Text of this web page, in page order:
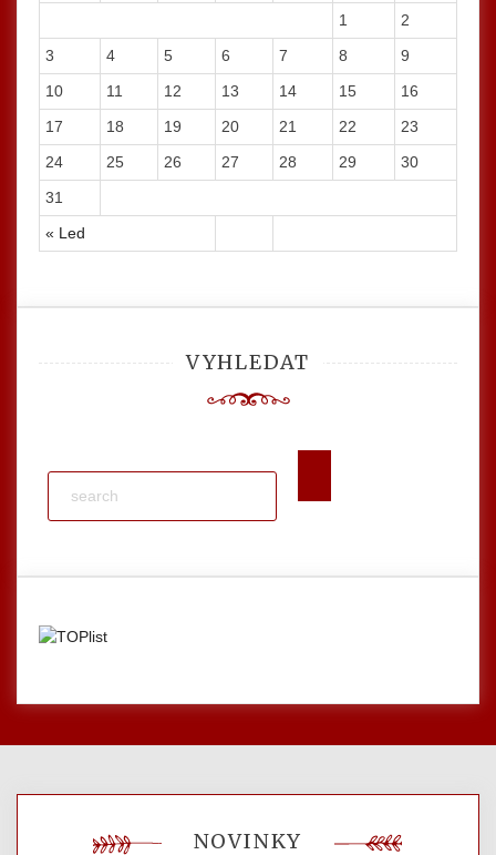
« Led
1
2
3
4 5 6 7 8
9
10
11 12 13 14 15
16
17
18 19 20 21 22
23
24
25 26 27 28 29
30
31
VYHLEDAT
NOVINKY